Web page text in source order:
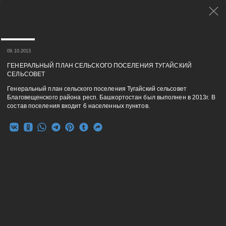
09.10.2013
ГЕНЕРАЛЬНЫЙ ПЛАН СЕЛЬСКОГО ПОСЕЛЕНИЯ ТУГАЙСКИЙ
СЕЛЬСОВЕТ
Генеральный план сельского поселения Тугайский сельсовет
Благовещенского района респ. Башкортостан был выполнен в 2013г. В
состав поселения входит 6 населенных пунктов.